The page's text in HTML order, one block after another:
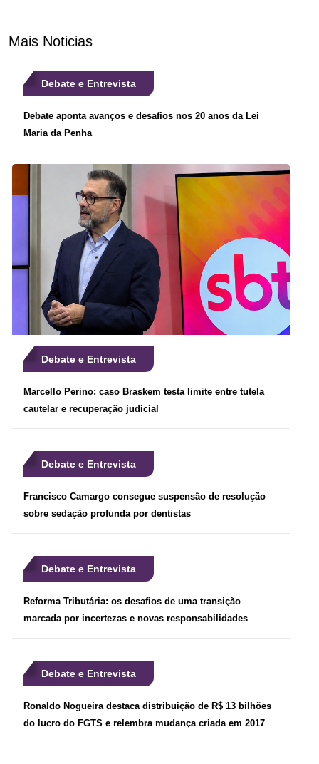
Mais Noticias
Debate e Entrevista
Debate aponta avanços e desafios nos 20 anos da Lei
Maria da Penha
Debate e Entrevista
Marcello Perino: caso Braskem testa limite entre tutela
cautelar e recuperação judicial
Debate e Entrevista
Francisco Camargo consegue suspensão de resolução
sobre sedação profunda por dentistas
Debate e Entrevista
Reforma Tributária: os desafios de uma transição
marcada por incertezas e novas responsabilidades
Debate e Entrevista
Ronaldo Nogueira destaca distribuição de R$ 13 bilhões
do lucro do FGTS e relembra mudança criada em 2017